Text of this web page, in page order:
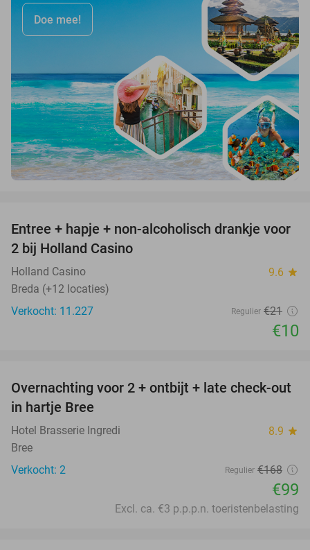
Doe mee!
52%
Entree + hapje + non-alcoholisch drankje voor
2 bij Holland Casino
Holland Casino 9.6 star
Breda (+12 locaties)
Verkocht: 11.227
Regulier €21
€10
41%
TODAY
Overnachting voor 2 + ontbijt + late check-out
in hartje Bree
Hotel Brasserie Ingredi 8.9 star
Bree
Verkocht: 2
Regulier €168
€99
Excl. ca. €3 p.p.p.n. toeristenbelasting